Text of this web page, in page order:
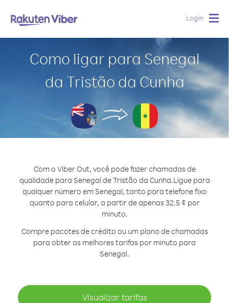
Login
Como ligar para Senegal
da Tristão da Cunha
Com o Viber Out, você pode fazer chamadas de
qualidade para Senegal de Tristão da Cunha.Ligue para
qualquer número em Senegal, tanto para telefone fixo
quanto para celular, a partir de apenas 32.5 ¢ por
minuto.
Compre pacotes de crédito ou um plano de chamadas
para obter as melhores tarifas por minuto para
Senegal.
Visualizar tarifas